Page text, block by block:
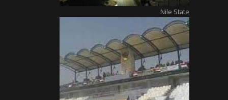
Nile State